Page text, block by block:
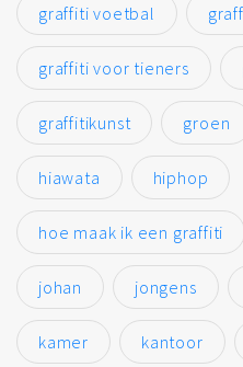
graffiti voetbal
graffiti voor tieners
graffitikunst groen
hiawata hiphop
hoe maak ik een graffiti
johan jongens
kamer kantoor